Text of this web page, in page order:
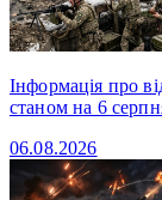
Інформація про
станом на 6
06.08.2026